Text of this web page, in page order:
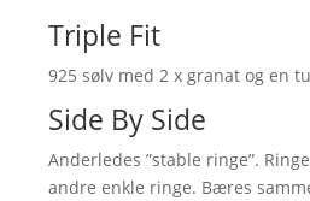
Triple Fit
925 sølv med 2 x granat og en
Side By Side
Anderledes ”stable ringe”.
andre enkle ringe. Bæres